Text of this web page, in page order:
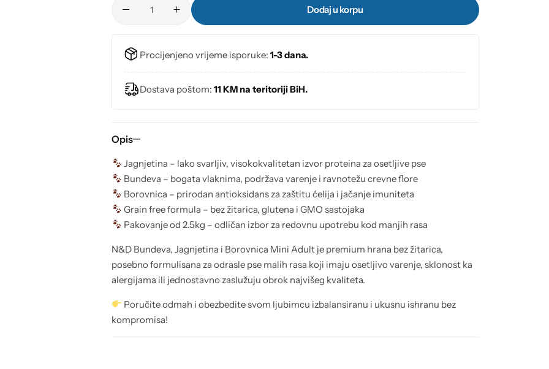
Dodaj u korpu
Procijenjeno vrijeme isporuke: 1-3 dana.
Dostava poštom: 11 KM na teritoriji BiH.
Opis
Jagnjetina – lako svarljiv, visokokvalitetan izvor proteina za osetljive pse
Bundeva – bogata vlaknima, podržava varenje i ravnotežu crevne flore
Borovnica – prirodan antioksidans za zaštitu ćelija i jačanje imuniteta
Grain free formula – bez žitarica, glutena i GMO sastojaka
Pakovanje od 2.5kg – odličan izbor za redovnu upotrebu kod manjih rasa
N&D Bundeva, Jagnjetina i Borovnica Mini Adult je premium hrana bez žitarica,
posebno formulisana za odrasle pse malih rasa koji imaju osetljivo varenje, sklonost ka
alergijama ili jednostavno zaslužuju obrok najvišeg kvaliteta.
Poručite odmah i obezbedite svom ljubimcu izbalansiranu i ukusnu ishranu bez
kompromisa!
Proizvodi za urinarni sistem
Viaminsko mineralni dodaci za mačke